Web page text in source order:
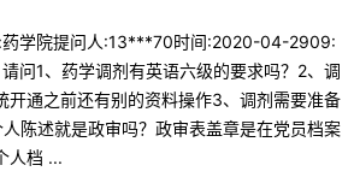
药学院提问人:13***70时间:2020-04-2909:
问1、药学调剂有英语六级的要求吗？2、调
开通之前还有别的资料操作3、调剂需要准备
陈述就是政审吗？政审表盖章是在党员档案
人档 ...